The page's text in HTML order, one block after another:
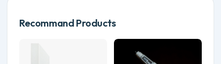
Recommand Products